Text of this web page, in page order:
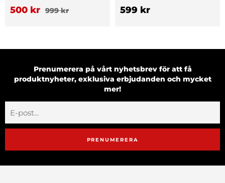
500 kr 999 kr 599 kr
Prenumerera på vårt nyhetsbrev för att få
produktnyheter, exklusiva erbjudanden och mycket
mer!
PRENUMERERA